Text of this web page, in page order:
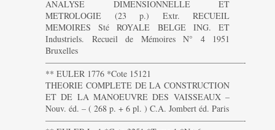
ANALYSE DIMENSIONNELLE ET
METROLOGIE (23 p.) Extr. RECUEIL
MEMOIRES Sté ROYALE BELGE ING. ET
Industriels. Recueil de Mémoires N° 4 1951
Bruxelles
———————————————————————-
** EULER 1776 *Cote 15121
THEORIE COMPLETE DE LA CONSTRUCTION
ET DE LA MANOEUVRE DES VAISSEAUX –
Nouv. éd. – ( 268 p. + 6 pl. ) C.A. Jombert éd. Paris
———————————————————————-